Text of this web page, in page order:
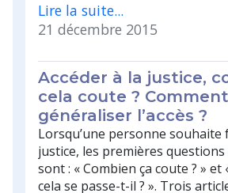
Lire la suite...
21 décembre 2015
Accéder à la justice,
cela coute ? Comment
généraliser l’accès ?
Lorsqu’une personne souhaite
justice, les premières questions
sont : « Combien ça coute ? » et
cela se passe-t-il ? ». Trois